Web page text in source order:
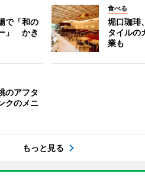
で「和の
」 かき
食べる
堀口珈琲
タイル
業も
のアフタ
クのメニ
もっと見る